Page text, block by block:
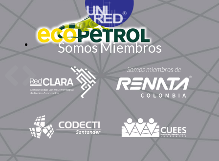
Somos Miembros